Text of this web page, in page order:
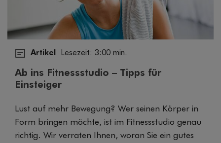
Artikel Lesezeit: 3:00 min.
Ab ins Fitnessstudio – Tipps für
Einsteiger
Lust auf mehr Bewegung? Wer seinen Körper in
Form bringen möchte, ist im Fitnessstudio genau
richtig. Wir verraten Ihnen, woran Sie ein gutes